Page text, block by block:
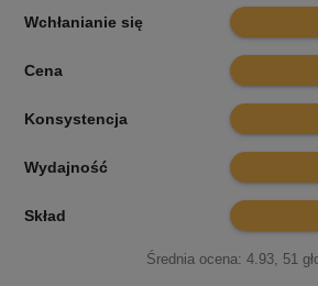
Wchłanianie się 9.9
Cena 9.5
Konsystencja 9.9
Wydajność 9.9
Skład 10
Średnia ocena: 4.93, 51